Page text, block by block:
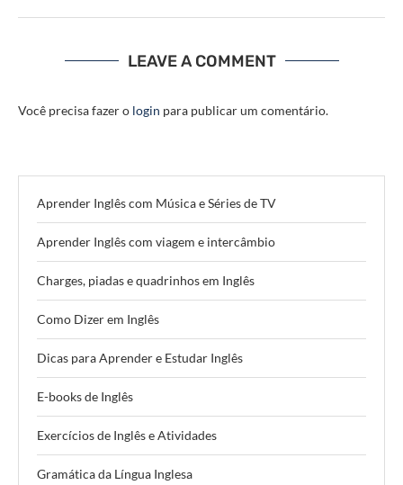
LEAVE A COMMENT
Você precisa fazer o login para publicar um comentário.
Aprender Inglês com Música e Séries de TV
Aprender Inglês com viagem e intercâmbio
Charges, piadas e quadrinhos em Inglês
Como Dizer em Inglês
Dicas para Aprender e Estudar Inglês
E-books de Inglês
Exercícios de Inglês e Atividades
Gramática da Língua Inglesa